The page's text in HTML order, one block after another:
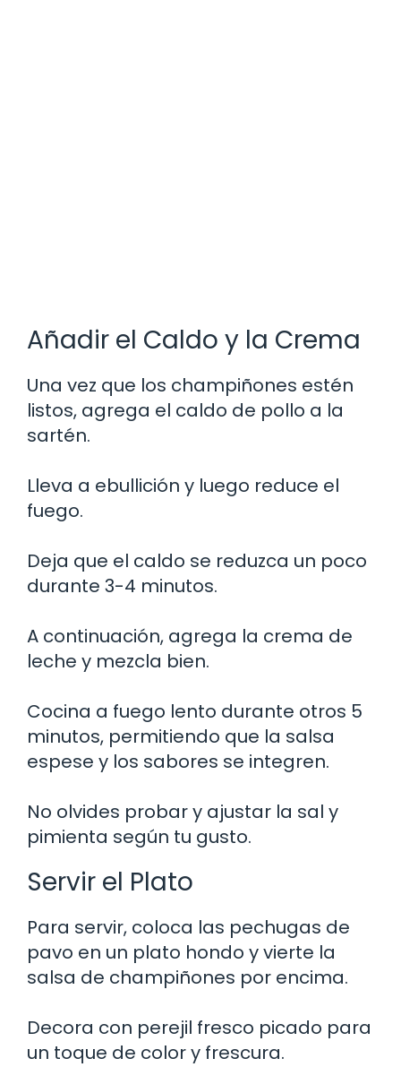
Añadir el Caldo y la Crema
Una vez que los champiñones estén
listos, agrega el caldo de pollo a la
sartén.
Lleva a ebullición y luego reduce el
fuego.
Deja que el caldo se reduzca un poco
durante 3-4 minutos.
A continuación, agrega la crema de
leche y mezcla bien.
Cocina a fuego lento durante otros 5
minutos, permitiendo que la salsa
espese y los sabores se integren.
No olvides probar y ajustar la sal y
pimienta según tu gusto.
Servir el Plato
Para servir, coloca las pechugas de
pavo en un plato hondo y vierte la
salsa de champiñones por encima.
Decora con perejil fresco picado para
un toque de color y frescura.